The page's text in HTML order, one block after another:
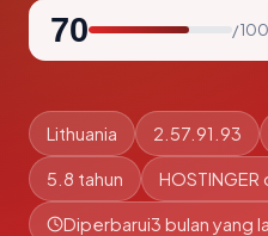
70 / 100
Lithuania 2.57.91.93
5.8 tahun
Diperbarui3 bulan yang